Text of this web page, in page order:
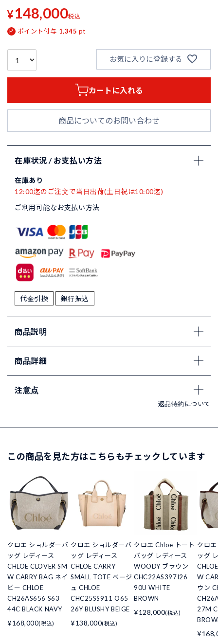
¥148,000税込
ポイント付与 1,345 pt
お気に入りに登録する
カートに入れる
商品についてのお問い合わせ
在庫状況 / お支払い方法
在庫あり
12:00迄のご注文で当日出荷(土日祝は10:00迄)
ご利用可能なお支払い方法
代金引換 銀行振込
商品説明
商品詳細
注意点
返品特約について
この商品を見た方はこちらもチェックしています
クロエ ショルダーバ
ッグ レディース
CHLOE CLOVER SM
W CARRY BAG ネイ
ビー CHLOE
CH26AS656 S63
44C BLACK NAVY
¥168,000(税込)
クロエ ショルダーバ
ッグ レディース
CHLOE CARRY
SMALL TOTE ベージ
ュ CHLOE
CHC25SS911 O65
26Y BLUSHY BEIGE
¥138,000(税込)
クロエ Chloe トート
バッグ レディース
WOODY ブラウン
CHC22AS397I26
90U WHITE
BROWN
¥128,000(税込)
クロ
ッグ
W
ウン
27M